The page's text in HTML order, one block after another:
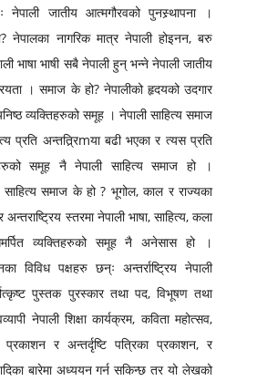
नेपाली जातीय आत्मगौरवको पुनस्र्थापना ।
नेपालका नागरिक मात्र नेपाली होइनन, बरु
भाषा भाषी सबै नेपाली हुन् भन्ने नेपाली जातीय
। समाज के हो? नेपालीको हृदयको उदगार
व्यक्तिहरुको समूह । नेपाली साहित्य समाज
प्रति अन्तत्र्रिmया बढी भएका र त्यस प्रति
समूह नै नेपाली साहित्य समाज हो ।
साहित्य समाज के हो ? भूगोल, काल र राज्यका
अन्तराष्ट्रिय स्तरमा नेपाली भाषा, साहित्य, कला
व्यक्तिहरुको समूह नै अनेसास हो ।
विविध पक्षहरु छन्ः अन्तर्राष्ट्रिय नेपाली
पुस्तक पुरस्कार तथा पद, विभूषण तथा
नेपाली शिक्षा कार्यक्रम, कविता महोत्सव,
र अन्तर्दृष्टि पत्रिका प्रकाशन, र
बारेमा अध्ययन गर्न सकिन्छ तर यो लेखको